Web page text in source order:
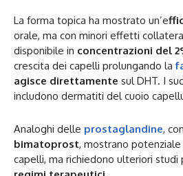
La forma topica ha mostrato un’e
orale, ma con minori effetti
disponibile in concentrazioni del
crescita dei capelli prolungando la
agisce direttamente sul DHT. I
includono dermatiti del cuoio
Analoghi delle prostaglandine,
bimatoprost, mostrano
capelli, ma richiedono ulteriori studi